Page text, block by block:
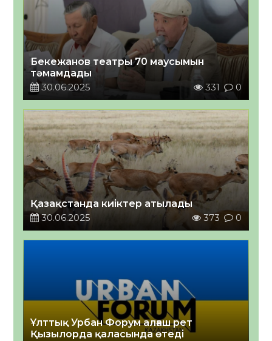
Бекежанов театры 70 маусымын
тәмамдады
30.06.2025
331 0
Қазақстанда киіктер атылады
30.06.2025
373 0
Ұлттық Урбан Форум алғаш рет
Қызылорда қаласында өтеді